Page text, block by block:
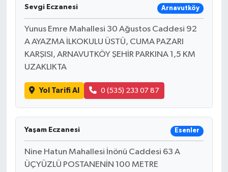
Sevgi Eczanesi Arnavutköy
Yunus Emre Mahallesi 30 Ağustos Caddesi 92
A AYAZMA İLKOKULU ÜSTÜ, CUMA PAZARI
KARŞISI, ARNAVUTKÖY ŞEHİR PARKINA 1,5 KM
UZAKLIKTA
Yol Tarifi Al 0 (535) 233 07 87
Yaşam Eczanesi Esenler
Nine Hatun Mahallesi İnönü Caddesi 63 A
ÜÇYÜZLÜ POSTANENİN 100 METRE